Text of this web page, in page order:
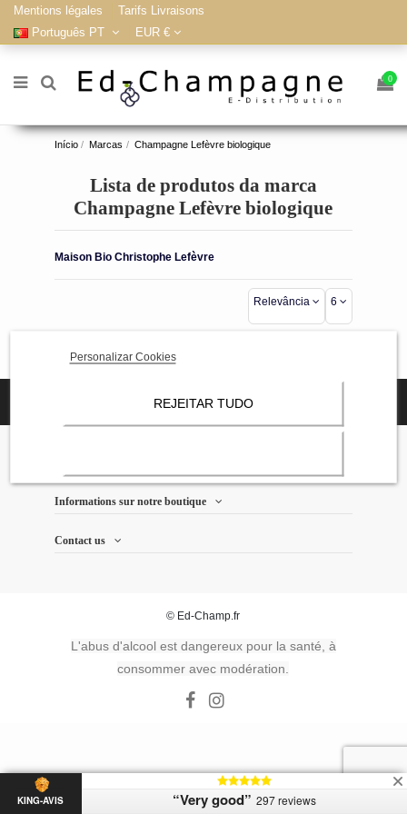
Mentions légales
Tarifs Livraisons
Português PT
EUR €
0
Início Marcas Champagne Lefèvre biologique
Lista de produtos da marca
Champagne Lefèvre biologique
Maison Bio Christophe Lefèvre
Relevância 6
Informations sur notre boutique
Contact us
Personalizar Cookies
REJEITAR TUDO
© Ed-Champ.fr
L'abus d'alcool est dangereux pour la santé, à
consommer avec modération.
KING-AVIS “Very good” 297 reviews